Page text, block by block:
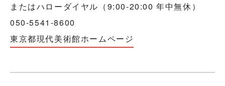
またはハローダイヤル（9:00-20:00 年中無休）
050-5541-8600
東京都現代美術館ホームページ